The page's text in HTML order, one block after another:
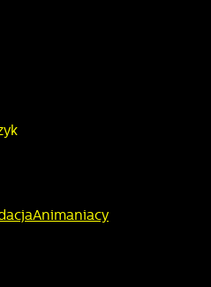
analizy Twoich
dotyczących
Treści promocyjne mogą
ofert, komunikatów